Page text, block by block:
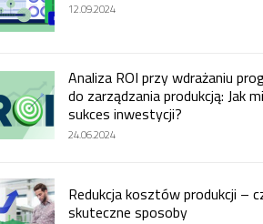
12.09.2024
Analiza ROI przy wdrażaniu
do zarządzania produkcją: Jak
sukces inwestycji?
24.06.2024
Redukcja kosztów produkcji –
skuteczne sposoby